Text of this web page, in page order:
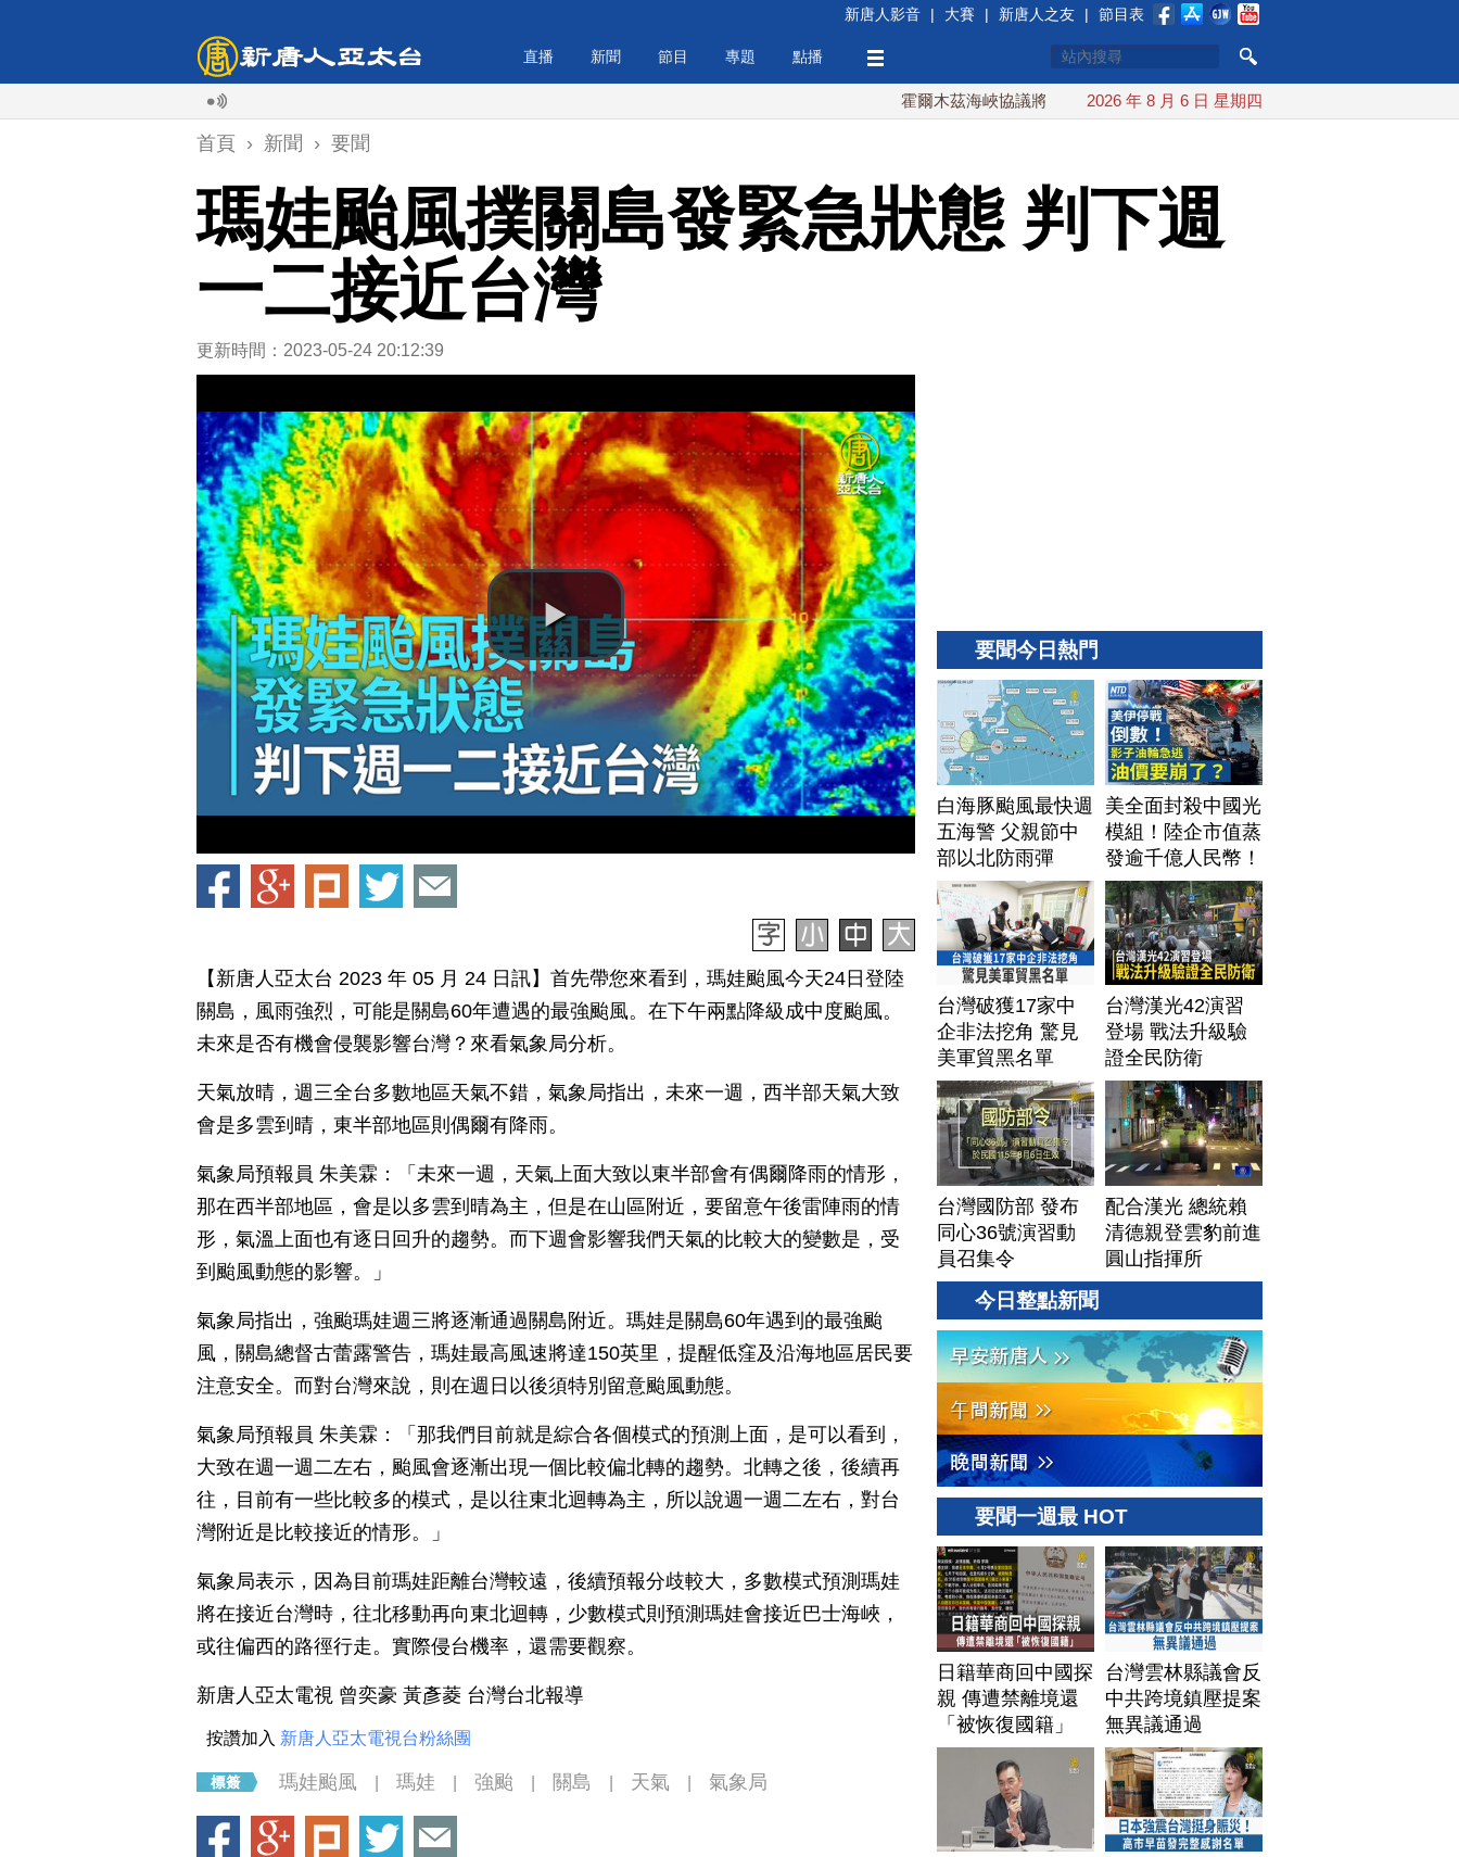
新唐人影音 | 大賽 | 新唐人之友 | 節目表
直播 新聞 節目 專題 點播
霍爾木茲海峽協議將達成？伊朗傳不收通行費 配合漢光 總統賴清德親登雲豹前進
2026 年 8 月 6 日 星期四
首頁 › 新聞 › 要聞
瑪娃颱風撲關島發緊急狀態 判下週
一二接近台灣
更新時間：2023-05-24 20:12:39
【新唐人亞太台 2023 年 05 月 24 日訊】首先帶您來看到，瑪娃颱風今天24日登陸
關島，風雨強烈，可能是關島60年遭遇的最強颱風。在下午兩點降級成中度颱風。
未來是否有機會侵襲影響台灣？來看氣象局分析。
天氣放晴，週三全台多數地區天氣不錯，氣象局指出，未來一週，西半部天氣大致
會是多雲到晴，東半部地區則偶爾有降雨。
氣象局預報員 朱美霖：「未來一週，天氣上面大致以東半部會有偶爾降雨的情形，
那在西半部地區，會是以多雲到晴為主，但是在山區附近，要留意午後雷陣雨的情
形，氣溫上面也有逐日回升的趨勢。而下週會影響我們天氣的比較大的變數是，受
到颱風動態的影響。」
氣象局指出，強颱瑪娃週三將逐漸通過關島附近。瑪娃是關島60年遇到的最強颱
風，關島總督古蕾露警告，瑪娃最高風速將達150英里，提醒低窪及沿海地區居民要
注意安全。而對台灣來說，則在週日以後須特別留意颱風動態。
氣象局預報員 朱美霖：「那我們目前就是綜合各個模式的預測上面，是可以看到，
大致在週一週二左右，颱風會逐漸出現一個比較偏北轉的趨勢。北轉之後，後續再
往，目前有一些比較多的模式，是以往東北迴轉為主，所以說週一週二左右，對台
灣附近是比較接近的情形。」
氣象局表示，因為目前瑪娃距離台灣較遠，後續預報分歧較大，多數模式預測瑪娃
將在接近台灣時，往北移動再向東北迴轉，少數模式則預測瑪娃會接近巴士海峽，
或往偏西的路徑行走。實際侵台機率，還需要觀察。
新唐人亞太電視 曾奕豪 黃彥菱 台灣台北報導
按讚加入 新唐人亞太電視台粉絲團
瑪娃颱風 瑪娃 強颱 關島 天氣 氣象局
要聞今日熱門
白海豚颱風最快週
五海警 父親節中
部以北防雨彈
美全面封殺中國光
模組！陸企市值蒸
發逾千億人民幣！
AI資料中心供應鏈
洗牌？台灣喜迎轉
單！成關鍵樞紐？
｜#財經新聞
│20260805 (三)
台灣破獲17家中
企非法挖角 驚見
美軍貿黑名單
台灣漢光42演習
登場 戰法升級驗
證全民防衛
台灣國防部 發布
同心36號演習動
員召集令
配合漢光 總統賴
清德親登雲豹前進
圓山指揮所
今日整點新聞
要聞一週最 HOT
日籍華商回中國探
親 傳遭禁離境還
「被恢復國籍」
台灣雲林縣議會反
中共跨境鎮壓提案
無異議通過